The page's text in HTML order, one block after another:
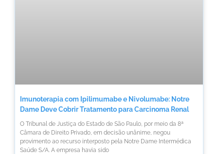
Imunoterapia com Ipilimumabe e Nivolumabe: Notre
Dame Deve Cobrir Tratamento para Carcinoma Renal
O Tribunal de Justiça do Estado de São Paulo, por meio da 8ª
Câmara de Direito Privado, em decisão unânime, negou
provimento ao recurso interposto pela Notre Dame Intermédica
Saúde S/A. A empresa havia sido